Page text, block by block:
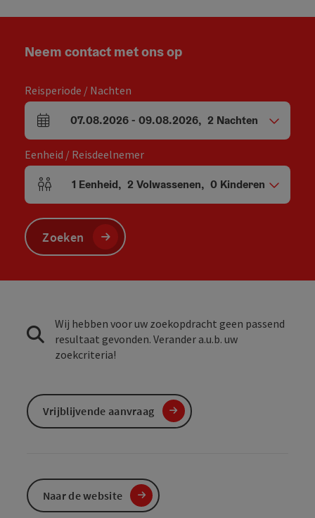
Neem contact met ons op
Reisperiode / Nachten
Velden voor aankomst en vertrek
07.08.2026- 09.08.2026, 2 Nachten
Eenheid / Reisdeelnemer
Aantal eenheden en persoonsvelden
1 Eenheid, 2 Volwassenen, 0 Kinderen
Zoeken
Wij hebben voor uw zoekopdracht geen passend
resultaat gevonden. Verander a.u.b. uw
zoekcriteria!
Vrijblijvende aanvraag
Naar de website